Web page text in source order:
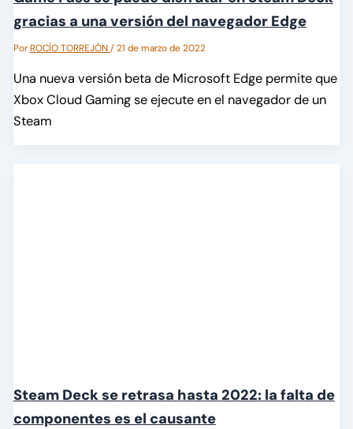
gracias a una versión del navegador Edge
PorROCÍO TORREJÓN/21 de marzo de 2022
Una nueva versión beta de Microsoft Edge permite que
Xbox Cloud Gaming se ejecute en el navegador de un
Steam
Steam Deck se retrasa hasta 2022: la falta de
componentes es el causante